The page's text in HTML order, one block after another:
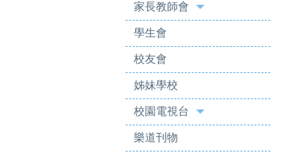
家長教師會
學生會
校友會
姊妹學校
校園電視台
樂道刊物